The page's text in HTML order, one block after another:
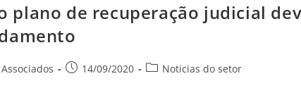
plano de recuperação judicial
14/09/2020 Noticias do setor